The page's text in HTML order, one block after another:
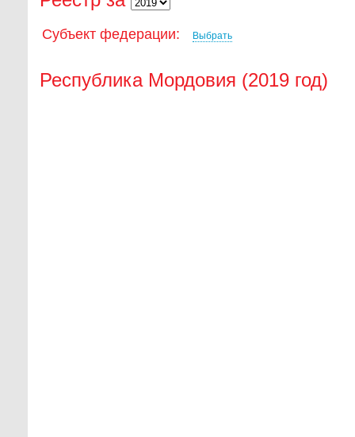
Субъект федерации: Выбрать
Республика Мордовия (2019 год)